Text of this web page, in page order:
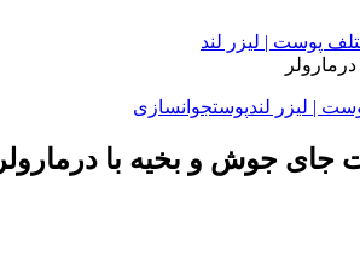
پوست | لیزر لند
| لیزر لندپوستجوانسازی
جای جوش و بخیه با درمارولر